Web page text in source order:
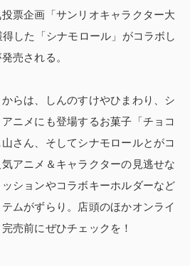
票企画「サンリオキャラクター大
した「シナモロール」がコラボし
売される。
からは、しんのすけやひまわり、シ
ニメにも登場するお菓子「チョコ
さん、そしてシナモロールとがコ
アニメ＆キャラクターの見逃せな
ションやコラボキーホルダーなど
ムがずらり。店頭のほかオンライ
売前にぜひチェックを！